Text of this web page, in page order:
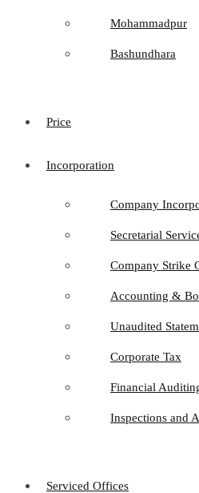
Mohammadpur
Bashundhara
Price
Incorporation
Company
Secretarial
Company Strike
Accounting &
Unaudited
Corporate Tax
Financial
Inspections and
Serviced Offices